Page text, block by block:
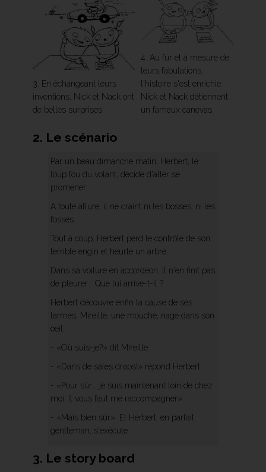
3. En échangeant leurs
inventions, Nick et Nack ont
de belles surprises.
4. Au fur et à mesure de
leurs fabulations,
l'histoire s'est enrichie.
Nick et Nack détiennent
un fameux canevas.
2. Le scénario
Par un beau dimanche matin, Herbert, le
loup fou du volant, décide d'aller se
promener.
A toute allure, il ne craint ni les bosses, ni les
fosses.
Tout à coup, Herbert perd le contrôle de son
terrible engin et heurte un arbre.
Dans sa voiture en accordéon, il n'en finit pas
de pleurer... Que lui arrive-t-il ?
Herbert découvre enfin la cause de ses
larmes, Mireille, une mouche, nage dans son
oeil.
- «Où suis-je?» dit Mireille.
- «Dans de sales draps!» répond Herbert.
- «Pour sûr... je suis maintenant loin de chez
moi. Il vous faut me raccompagner».
- «Mais bien sûr». Et Herbert, en parfait
gentleman, s'exécute.
3. Le story board